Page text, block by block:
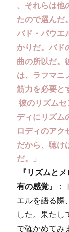
、それらは他
たので選んだ
バド・パウエ
かりだ。バド
曲の所以だ。
は、ラフマニ
筋力を必要と
彼のリズムセ
ディにリズム
ロディのアク
だから、聴け
だ。」
『リズムと
有の感覚』
エルを語る際
した。果たし
で確かめてみ